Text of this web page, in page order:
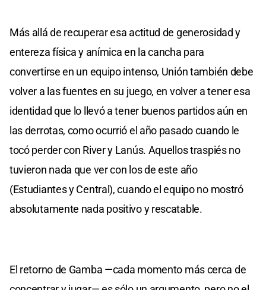
Más allá de recuperar esa actitud de generosidad y
entereza física y anímica en la cancha para
convertirse en un equipo intenso, Unión también debe
volver a las fuentes en su juego, en volver a tener esa
identidad que lo llevó a tener buenos partidos aún en
las derrotas, como ocurrió el año pasado cuando le
tocó perder con River y Lanús. Aquellos traspiés no
tuvieron nada que ver con los de este año
(Estudiantes y Central), cuando el equipo no mostró
absolutamente nada positivo y rescatable.
El retorno de Gamba —cada momento más cerca de